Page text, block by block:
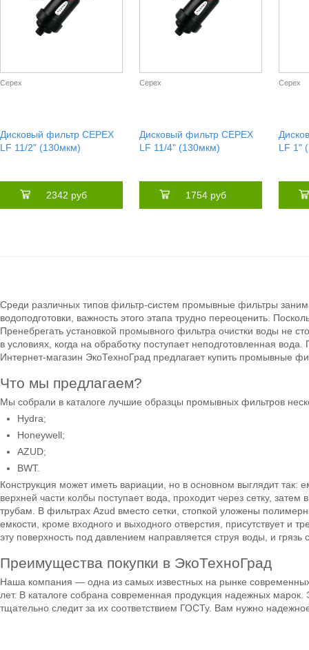
Cepex
Дисковый фильтр CEPEX
LF 11/2" (130мкм)
2342 руб
Cepex
Дисковый фильтр CEPEX
LF 11/4" (130мкм)
1754 руб
Cepex
LF 1"
Среди различных типов фильтр-систем промывные фильтры
водоподготовки, важность этого этапа трудно переоценить.
Пренебрегать установкой промывного фильтра очистки воды не
в условиях, когда на обработку поступает неподготовленная
Интернет-магазин ЭкоТехноГрад предлагает купить промывные
Что мы предлагаем?
Мы собрали в каталоге лучшие образцы промывных фильтров
Hydra;
Honeywell;
AZUD;
BWT.
Конструкция может иметь вариации, но в основном выглядит так:
верхней части колбы поступает вода, проходит через сетку,
трубам. В фильтрах Azud вместо сетки, стопкой уложены
емкости, кроме входного и выходного отверстия, присутствует и
эту поверхность под давлением направляется струя воды, и
Преимущества покупки в ЭкоТехноГрад
Наша компания — одна из самых известных на рынке
лет. В каталоге собрана современная продукция надежных
тщательно следит за их соответствием ГОСТу. Вам нужно